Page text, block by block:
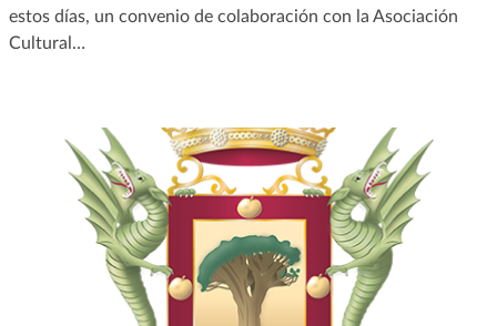
estos días, un convenio de colaboración con la Asociación
Cultural…